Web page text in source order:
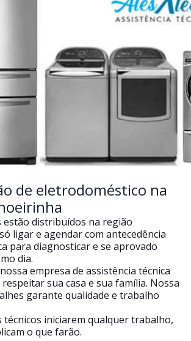
de eletrodoméstico na
estão distribuídos na região
ligar e agendar com antecedência
para diagnosticar e se aprovado
dia.
empresa de assistência técnica
sua casa e sua família. Nossa
garante qualidade e trabalho
técnicos iniciarem qualquer trabalho,
o que farão.